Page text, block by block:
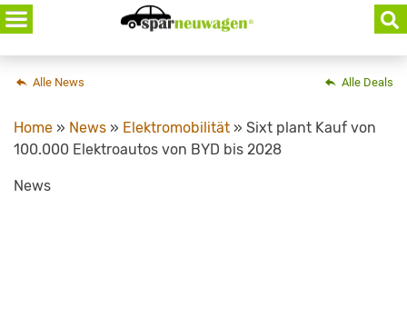
Skip
to
content
Alle Deals
Alle News
Home » News » Elektromobilität » Sixt plant Kauf von
100.000 Elektroautos von BYD bis 2028
News